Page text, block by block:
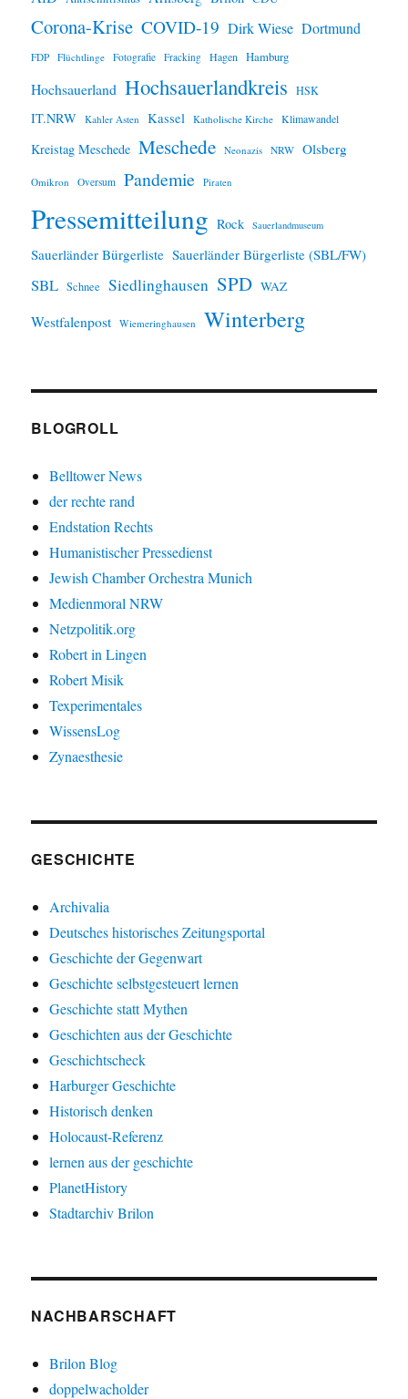
s
Corona-Krise COVID-19 Dirk Wiese Dortmund
FDP Flüchtlinge Fotografie Fracking Hagen Hamburg
Hochsauerland Hochsauerlandkreis HSK
IT.NRW Kahler Asten Kassel Katholische Kirche Klimawandel
Kreistag Meschede Meschede Neonazis NRW Olsberg
Omikron Oversum Pandemie Piraten
Pressemitteilung Rock Sauerlandmuseum
Sauerländer Bürgerliste Sauerländer Bürgerliste (SBL/FW)
SBL Schnee Siedlinghausen SPD WAZ
Westfalenpost Wiemeringhausen Winterberg
BLOGROLL
Belltower News
der rechte rand
Endstation Rechts
Humanistischer Pressedienst
Jewish Chamber Orchestra Munich
Medienmoral NRW
Netzpolitik.org
Robert in Lingen
Robert Misik
Texperimentales
WissensLog
Zynaesthesie
GESCHICHTE
Archivalia
Deutsches historisches Zeitungsportal
Geschichte der Gegenwart
Geschichte selbstgesteuert lernen
Geschichte statt Mythen
Geschichten aus der Geschichte
Geschichtscheck
Harburger Geschichte
Historisch denken
Holocaust-Referenz
lernen aus der geschichte
PlanetHistory
Stadtarchiv Brilon
NACHBARSCHAFT
Brilon Blog
doppelwacholder